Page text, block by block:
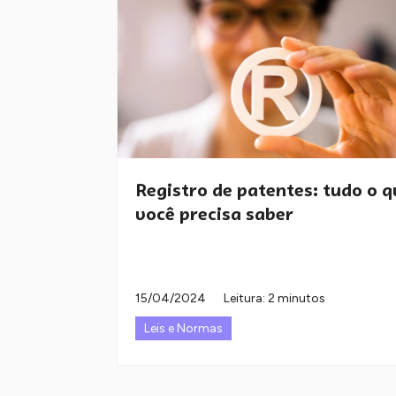
Registro de patentes: tudo o
você precisa saber
15/04/2024
Leitura: 2 minutos
Leis e Normas